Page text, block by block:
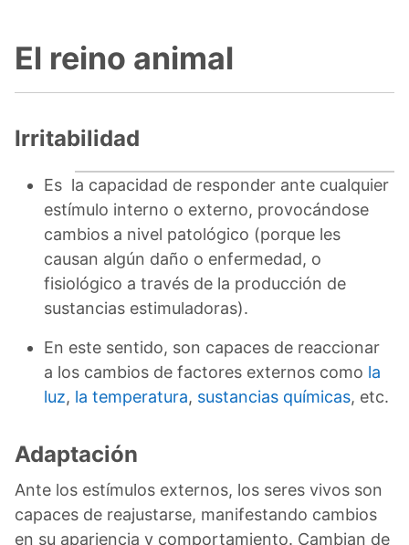
El reino animal
Irritabilidad
Es la capacidad de responder ante cualquier
estímulo interno o externo, provocándose
cambios a nivel patológico (porque les
causan algún daño o enfermedad, o
fisiológico a través de la producción de
sustancias estimuladoras).
En este sentido, son capaces de reaccionar
a los cambios de factores externos como la
luz, la temperatura, sustancias químicas, etc.
Adaptación
Ante los estímulos externos, los seres vivos son
capaces de reajustarse, manifestando cambios
en su apariencia y comportamiento. Cambian de